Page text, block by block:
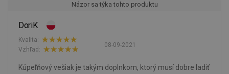
Názor sa týka tohto produktu
DoriK
08-09-2021
Kvalita:
Vzhľad:
Kúpeľňový vešiak je takým doplnkom, ktorý musí dobre ladiť